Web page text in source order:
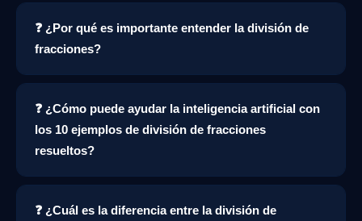
❓ ¿Por qué es importante entender la división de
fracciones?
❓ ¿Cómo puede ayudar la inteligencia artificial con
los 10 ejemplos de división de fracciones
resueltos?
❓ ¿Cuál es la diferencia entre la división de